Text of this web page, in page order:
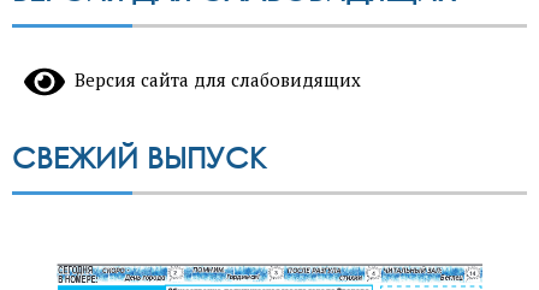
Версия сайта для слабовидящих
СВЕЖИЙ ВЫПУСК